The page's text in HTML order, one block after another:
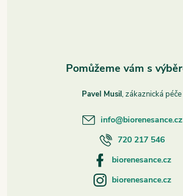
Pavel Musil
info@biorenesance.cz
720 217 546
biorenesance.cz
biorenesance.cz